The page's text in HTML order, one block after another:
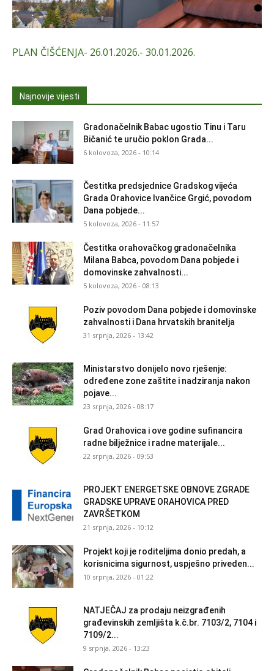
PLAN ČIŠĆENJA- 26.01.2026.- 30.01.2026.
Najnovije vijesti
Gradonačelnik Babac ugostio Tinu i Taru
Bičanić te uručio poklon Grada...
6 kolovoza, 2026 - 10:14
Čestitka predsjednice Gradskog vijeća
Grada Orahovice Ivančice Grgić, povodom
Dana pobjede...
5 kolovoza, 2026 - 11:57
Čestitka orahovačkog gradonačelnika
Milana Babca, povodom Dana pobjede i
domovinske zahvalnosti...
5 kolovoza, 2026 - 08:13
Poziv povodom Dana pobjede i domovinske
zahvalnosti i Dana hrvatskih branitelja
31 srpnja, 2026 - 13:42
Ministarstvo donijelo novo rješenje:
određene zone zaštite i nadziranja nakon
pojave...
23 srpnja, 2026 - 08:17
Grad Orahovica i ove godine sufinancira
radne bilježnice i radne materijale...
22 srpnja, 2026 - 09:53
PROJEKT ENERGETSKE OBNOVE ZGRADE
GRADSKE UPRAVE ORAHOVICA PRED
ZAVRŠETKOM
21 srpnja, 2026 - 10:12
Projekt koji je roditeljima donio predah, a
korisnicima sigurnost, uspješno priveden...
10 srpnja, 2026 - 01:22
NATJEČAJ za prodaju neizgrađenih
građevinskih zemljišta k.č.br. 7103/2, 7104 i
7109/2...
9 srpnja, 2026 - 13:23